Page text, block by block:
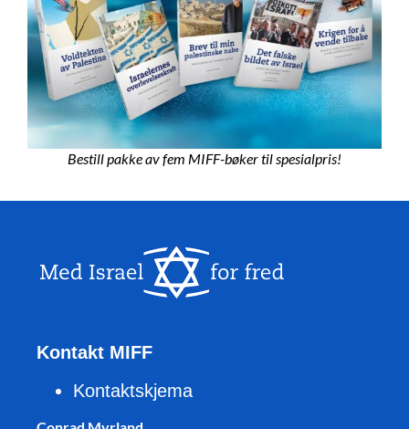
Bestill pakke av fem MIFF-bøker til spesialpris!
Kontakt MIFF
Kontaktskjema